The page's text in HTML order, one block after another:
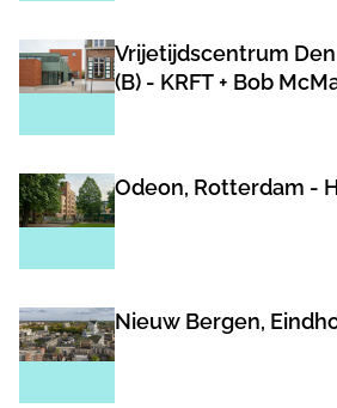
Vrijetijdscentrum
(B) - KRFT + Bob
Odeon, Rotterdam -
Nieuw Bergen,